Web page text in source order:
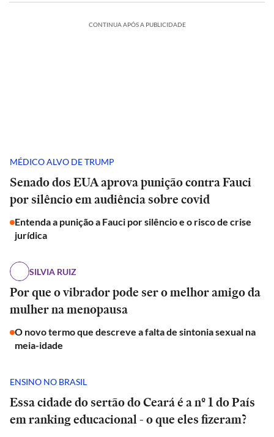
CONTINUA APÓS A PUBLICIDADE
MÉDICO ALVO DE TRUMP
Senado dos EUA aprova punição contra Fauci
por silêncio em audiência sobre covid
Entenda a punição a Fauci por silêncio e o risco de crise
jurídica
SILVIA RUIZ
Por que o vibrador pode ser o melhor amigo da
mulher na menopausa
O novo termo que descreve a falta de sintonia sexual na
meia-idade
ENSINO NO BRASIL
Essa cidade do sertão do Ceará é a nº 1 do País
em ranking educacional - o que eles fizeram?